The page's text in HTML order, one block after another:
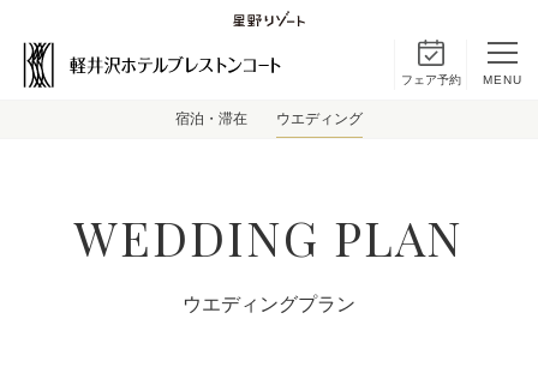
フェア予約 MENU
宿泊・滞在 ウエディング
WEDDING PLAN
ウエディングプラン